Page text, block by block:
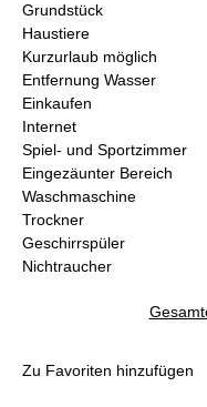
Grundstück
Haustiere
Kurzurlaub möglich
Entfernung Wasser
Einkaufen
Internet
Spiel- und Sportzimmer
Eingezäunter Bereich
Waschmaschine
Trockner
Geschirrspüler
Nichtraucher
Zu Favoriten hinzufügen